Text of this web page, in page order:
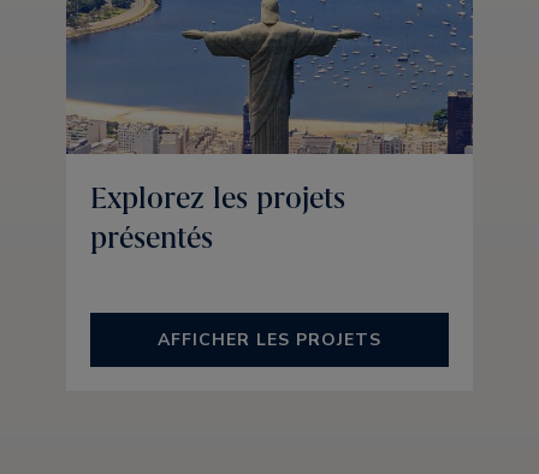
Explorez les projets
présentés
AFFICHER LES PROJETS